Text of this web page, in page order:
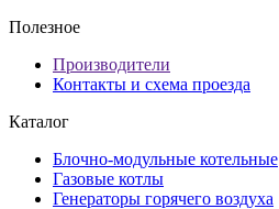
Полезное
Производители
Контакты и схема проезда
Каталог
Блочно-модульные котельные
Газовые котлы
Генераторы горячего воздуха